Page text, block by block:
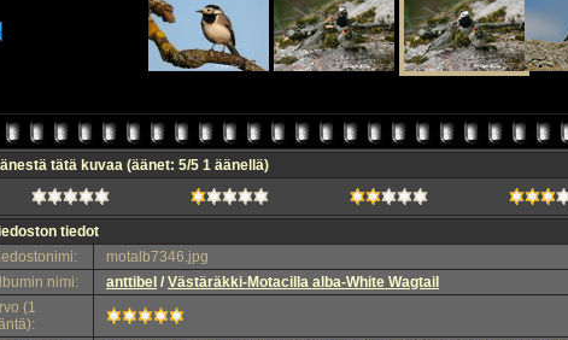
tätä kuvaa (äänet: 5/5 1 äänellä)
tiedot
motalb7346.jpg
nimi:
anttibel / Västäräkki-Motacilla alba-White Wagtail
(1